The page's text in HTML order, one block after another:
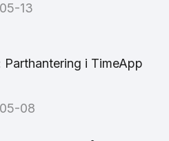
13
Parthantering i TimeApp
08